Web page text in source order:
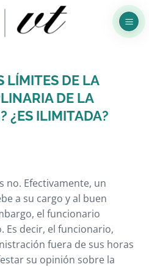
LÍMITES DE LA
DE LA
¿ES ILIMITADA?
no. Efectivamente, un
a su cargo y al buen
el funcionario
Es decir, el funcionario,
fuera de sus horas
su opinión sobre la